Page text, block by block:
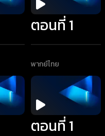
ตอนที่ 1
พากย์ไทย
ตอนที่ 1